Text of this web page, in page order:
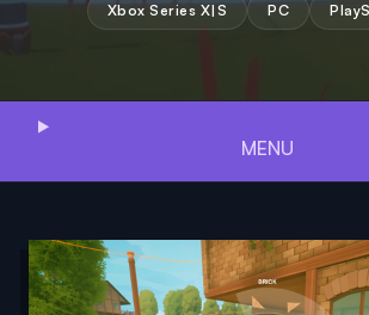
Xbox Series X|S PC
MENU